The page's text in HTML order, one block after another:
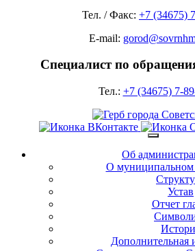
Тел. / Факс: +7 (34675)
E-mail:
Специалист по
Тел.: +7 (34675) 7-
Об
О муниципальном
Устав
Отчет
Дополнительная